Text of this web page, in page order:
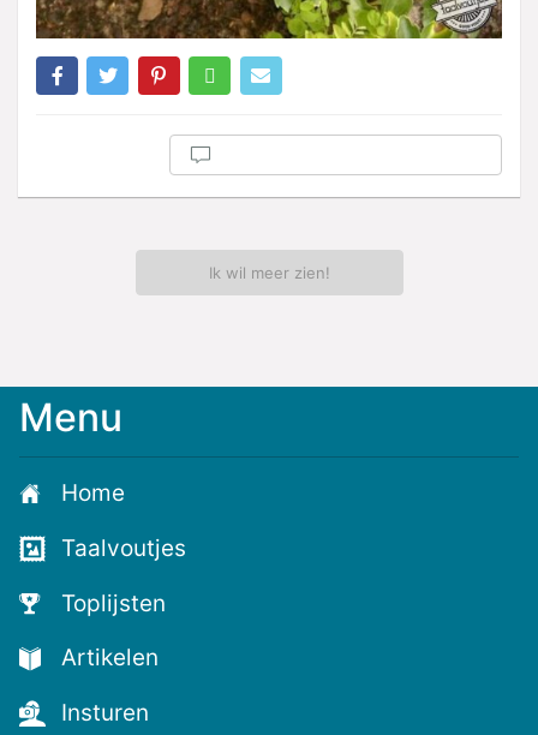
Ik wil meer zien!
Menu
Home
Taalvoutjes
Toplijsten
Artikelen
Insturen